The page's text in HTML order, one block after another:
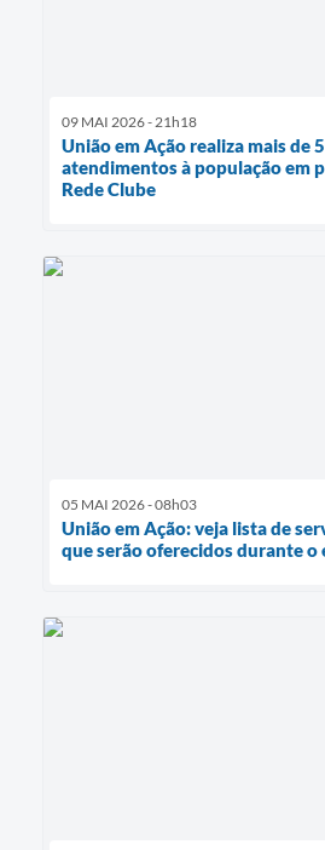
09 MAI 2026 - 21h18
União em Ação realiza mais de
atendimentos à população em
Rede Clube
05 MAI 2026 - 08h03
União em Ação: veja lista de
que serão oferecidos durante o